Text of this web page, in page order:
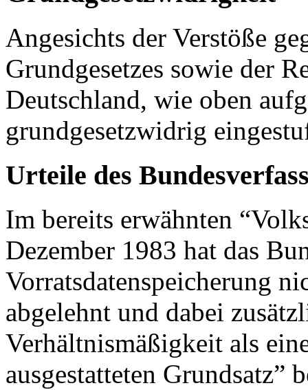
Angesichts der Verstöße
Grundgesetzes sowie der
Deutschland, wie oben
grundgesetzwidrig
Urteile des
Im bereits erwähnten
Dezember 1983 hat das
Vorratsdatenspeicherung
abgelehnt und dabei
Verhältnismäßigkeit als
ausgestatteten Grundsatz”